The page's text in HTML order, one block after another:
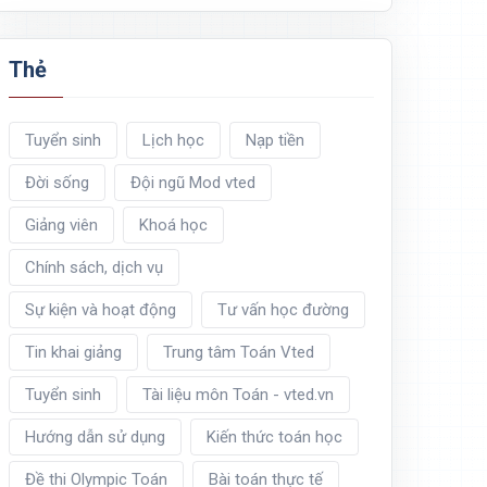
1.
Thẻ
Tuyển sinh Lịch học Nạp tiền
Đời sống Đội ngũ Mod vted
Giảng viên Khoá học
Chính sách, dịch vụ
Sự kiện và hoạt động Tư vấn học đường
Tin khai giảng Trung tâm Toán Vted
Tuyển sinh Tài liệu môn Toán - vted.vn
Hướng dẫn sử dụng Kiến thức toán học
Đề thi Olympic Toán Bài toán thực tế